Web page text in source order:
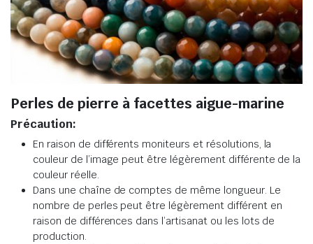
Perles de pierre à facettes aigue-marine
Précaution:
En raison de différents moniteurs et résolutions, la
couleur de l’image peut être légèrement différente de la
couleur réelle.
Dans une chaîne de comptes de même longueur. Le
nombre de perles peut être légèrement différent en
raison de différences dans l’artisanat ou les lots de
production.